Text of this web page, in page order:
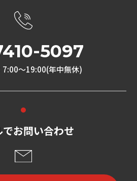
5097
7:00～19:00(年中無休)
でお問い合わせ